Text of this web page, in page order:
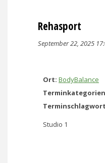
Rehasport
September 22, 2025
Ort: BodyBalance
Studio 1